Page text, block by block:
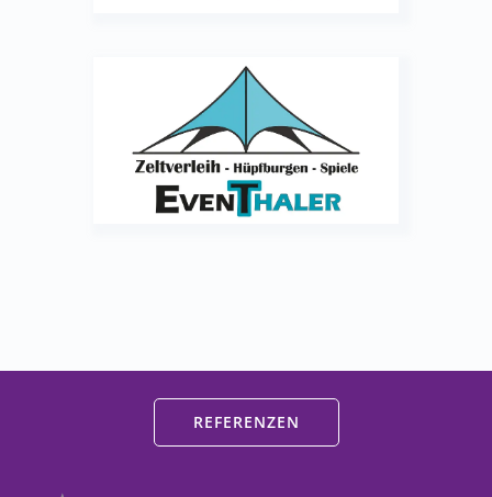
REFERENZEN